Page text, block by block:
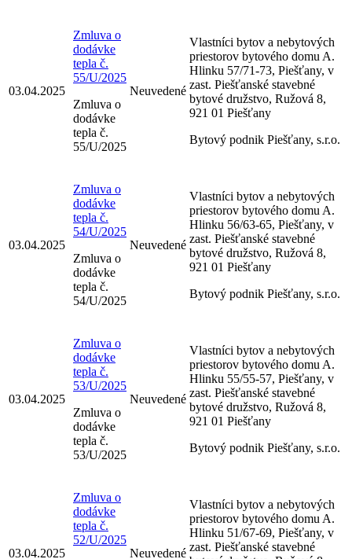
03.04.2025
Zmluva o
dodávke
tepla č.
55/U/2025
Zmluva o
dodávke
tepla č.
55/U/2025
Neuvedené
Vlastníci bytov a nebytových
priestorov bytového domu A.
Hlinku 57/71-73, Piešťany, v
zast. Piešťanské stavebné
bytové družstvo, Ružová 8,
921 01 Piešťany
Bytový podnik Piešťany, s.r.o.
03.04.2025
Zmluva o
dodávke
tepla č.
54/U/2025
Zmluva o
dodávke
tepla č.
54/U/2025
Neuvedené
Vlastníci bytov a nebytových
priestorov bytového domu A.
Hlinku 56/63-65, Piešťany, v
zast. Piešťanské stavebné
bytové družstvo, Ružová 8,
921 01 Piešťany
Bytový podnik Piešťany, s.r.o.
03.04.2025
Zmluva o
dodávke
tepla č.
53/U/2025
Zmluva o
dodávke
tepla č.
53/U/2025
Neuvedené
Vlastníci bytov a nebytových
priestorov bytového domu A.
Hlinku 55/55-57, Piešťany, v
zast. Piešťanské stavebné
bytové družstvo, Ružová 8,
921 01 Piešťany
Bytový podnik Piešťany, s.r.o.
03.04.2025
Zmluva o
dodávke
tepla č.
52/U/2025
Neuvedené
Vlastníci bytov a nebytových
priestorov bytového domu A.
Hlinku 51/67-69, Piešťany, v
zast. Piešťanské stavebné